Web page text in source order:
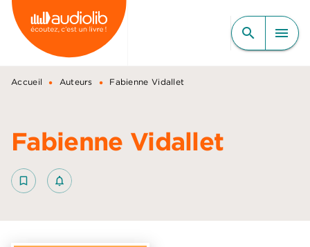
MENU RECHERCHE
CONTENU
PIED DE PAGE
search menu
Accueil • Auteurs • Fabienne Vidallet
Fabienne Vidallet
bookmark_border notifications_none_outlined